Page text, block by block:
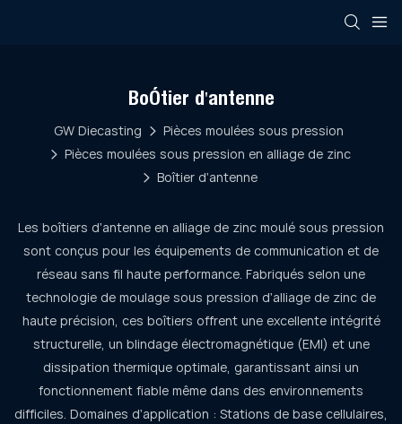
Boîtier d'antenne
GW Diecasting
Pièces moulées sous pression
Pièces moulées sous pression en alliage de zinc
Boîtier d'antenne
Les boîtiers d'antenne en alliage de zinc moulé sous pression
sont conçus pour les équipements de communication et de
réseau sans fil haute performance. Fabriqués selon une
technologie de moulage sous pression d'alliage de zinc de
haute précision, ces boîtiers offrent une excellente intégrité
structurelle, un blindage électromagnétique (EMI) et une
dissipation thermique optimale, garantissant ainsi un
fonctionnement fiable même dans des environnements
difficiles. Domaines d'application : Stations de base cellulaires,